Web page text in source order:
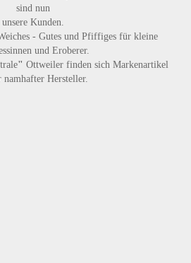
sind nun
unsere Kunden.
- Gutes und Pfiffigesfür kleine
und Eroberer.
" Ottweiler finden sich Markenartikel
namhafter Hersteller.